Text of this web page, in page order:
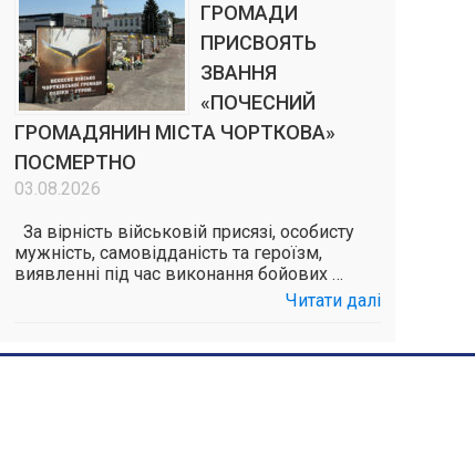
ГРОМАДИ
ПРИСВОЯТЬ
ЗВАННЯ
«ПОЧЕСНИЙ
ГРОМАДЯНИН МІСТА ЧОРТКОВА»
ПОСМЕРТНО
03.08.2026
За вірність військовій присязі, особисту
мужність, самовідданість та героїзм,
виявленні під час виконання бойових …
Читати далі